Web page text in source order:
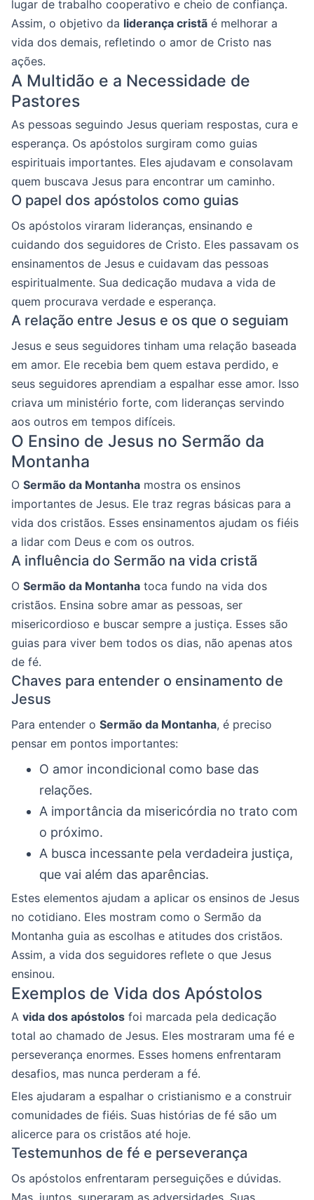
lugar de trabalho cooperativo e cheio de confiança.
Assim, o objetivo da liderança cristã é melhorar a
vida dos demais, refletindo o amor de Cristo nas
ações.
A Multidão e a Necessidade de
Pastores
As pessoas seguindo Jesus queriam respostas, cura e
esperança. Os apóstolos surgiram como guias
espirituais importantes. Eles ajudavam e consolavam
quem buscava Jesus para encontrar um caminho.
O papel dos apóstolos como guias
Os apóstolos viraram lideranças, ensinando e
cuidando dos seguidores de Cristo. Eles passavam os
ensinamentos de Jesus e cuidavam das pessoas
espiritualmente. Sua dedicação mudava a vida de
quem procurava verdade e esperança.
A relação entre Jesus e os que o seguiam
Jesus e seus seguidores tinham uma relação baseada
em amor. Ele recebia bem quem estava perdido, e
seus seguidores aprendiam a espalhar esse amor. Isso
criava um ministério forte, com lideranças servindo
aos outros em tempos difíceis.
O Ensino de Jesus no Sermão da
Montanha
O Sermão da Montanha mostra os ensinos
importantes de Jesus. Ele traz regras básicas para a
vida dos cristãos. Esses ensinamentos ajudam os fiéis
a lidar com Deus e com os outros.
A influência do Sermão na vida cristã
O Sermão da Montanha toca fundo na vida dos
cristãos. Ensina sobre amar as pessoas, ser
misericordioso e buscar sempre a justiça. Esses são
guias para viver bem todos os dias, não apenas atos
de fé.
Chaves para entender o ensinamento de
Jesus
Para entender o Sermão da Montanha, é preciso
pensar em pontos importantes:
O amor incondicional como base das
relações.
A importância da misericórdia no trato com
o próximo.
A busca incessante pela verdadeira justiça,
que vai além das aparências.
Estes elementos ajudam a aplicar os ensinos de Jesus
no cotidiano. Eles mostram como o Sermão da
Montanha guia as escolhas e atitudes dos cristãos.
Assim, a vida dos seguidores reflete o que Jesus
ensinou.
Exemplos de Vida dos Apóstolos
A vida dos apóstolos foi marcada pela dedicação
total ao chamado de Jesus. Eles mostraram uma fé e
perseverança enormes. Esses homens enfrentaram
desafios, mas nunca perderam a fé.
Eles ajudaram a espalhar o cristianismo e a construir
comunidades de fiéis. Suas histórias de fé são um
alicerce para os cristãos até hoje.
Testemunhos de fé e perseverança
Os apóstolos enfrentaram perseguições e dúvidas.
Mas, juntos, superaram as adversidades. Suas